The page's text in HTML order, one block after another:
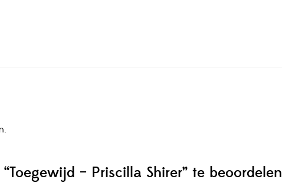
– Priscilla Shirer” te beoordelen